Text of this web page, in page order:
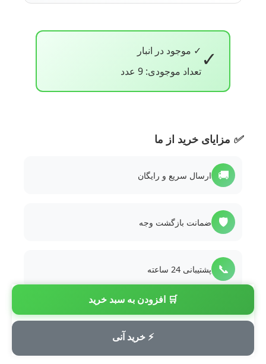
✓ ✓ موجود در انبار
تعداد موجودی: 9 عدد
🛒 افزودن به سبد خرید
⚡ خرید آنی
✅ مزایای خرید از ما
🚚 ارسال سریع و رایگان
🛡️ ضمانت بازگشت وجه
📞 پشتیبانی 24 ساعته
💳 پرداخت امن